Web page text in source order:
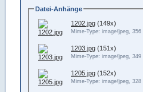
Datei-Anhänge
1202.jpg (149x)
Mime-Type: image/jpeg, 356
1203.jpg (151x)
Mime-Type: image/jpeg, 349
1205.jpg (152x)
Mime-Type: image/jpeg, 328